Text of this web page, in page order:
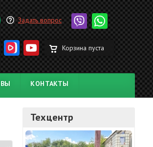
Задать вопрос
Корзина пуста
КОНТАКТЫ
Техцентр